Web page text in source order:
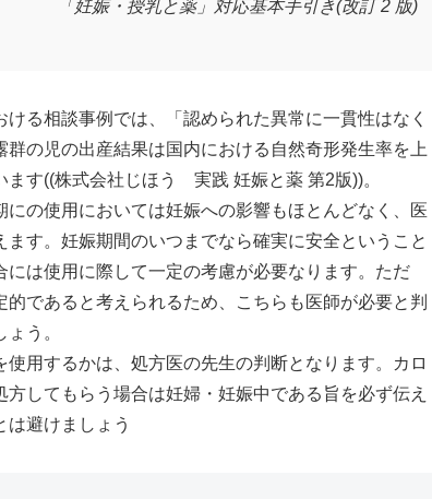
「妊娠・授乳と薬」対応基本手引き(改訂 2 版)
る相談事例では、「認められた異常に一貫性はなく
の児の出産結果は国内における自然奇形発生率を上
す((株式会社じほう 実践 妊娠と薬 第2版))。
にの使用においては妊娠への影響もほとんどなく、医
す。妊娠期間のいつまでなら確実に安全ということ
は使用に際して一定の考慮が必要なります。ただ
であると考えられるため、こちらも医師が必要と判
う。
用するかは、処方医の先生の判断となります。カロ
してもらう場合は妊婦・妊娠中である旨を必ず伝え
は避けましょう